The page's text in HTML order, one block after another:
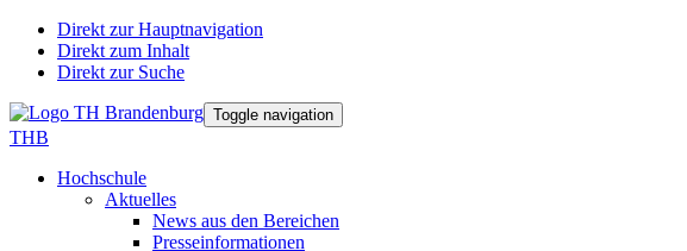
Direkt zur Hauptnavigation
Direkt zum Inhalt
Direkt zur Suche
Toggle navigation
THB
Hochschule
Aktuelles
News aus den Bereichen
Presseinformationen